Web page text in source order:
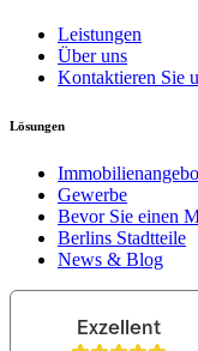
Leistungen
Über uns
Kontaktieren Sie
Lösungen
Gewerbe
Bevor Sie einen
Berlins Stadtteile
News & Blog